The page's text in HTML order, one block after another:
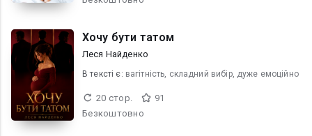
Хочу бути татом
Леся Найденко
В текcті є: вагітність, складний вибір, дуже емоційно
20 стор.
91
Безкоштовно